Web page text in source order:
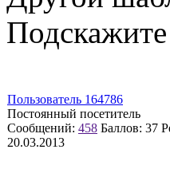
Пользователь 164786
Постоянный посетитель
Сообщений: 458 Баллов: 37
20.03.2013